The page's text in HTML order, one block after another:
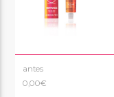
antes
0,00€